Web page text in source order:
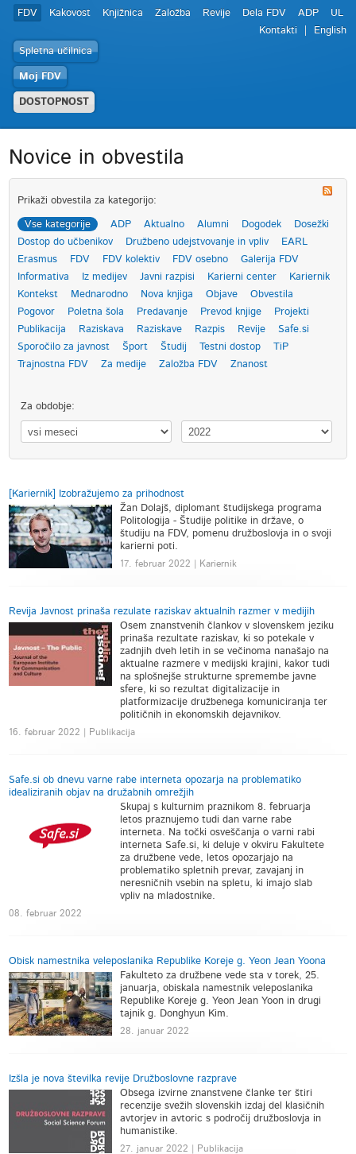
FDV Kakovost Knjižnica Založba Revije Dela FDV ADP
UL
Kontakti
English
Spletna učilnica
Moj FDV
DOSTOPNOST
Novice in obvestila
Prikaži obvestila za kategorijo:
Vse kategorije ADP Aktualno Alumni Dogodek
Dosežki
Dostop do učbenikov
Družbeno udejstvovanje in vpliv
EARL
Erasmus
FDV FDV kolektiv FDV osebno
Galerija FDV
Informativa
Iz medijev Javni razpisi Karierni center
Kariernik
Kontekst
Mednarodno Nova knjiga Objave
Obvestila
Pogovor
Poletna šola Predavanje Prevod knjige
Projekti
Publikacija
Raziskava Raziskave Razpis Revije
Safe.si
Sporočilo za javnost
Šport Študij Testni dostop
TiP
Trajnostna FDV
Za medije Založba FDV Znanost
Za obdobje:
[Kariernik] Izobražujemo za prihodnost
Žan Dolajš, diplomant študijskega programa
Politologija - Študije politike in države, o
študiju na FDV, pomenu družboslovja in o svoji
karierni poti.
17. februar 2022 | Kariernik
Revija Javnost prinaša rezulate raziskav aktualnih razmer v medijih
Osem znanstvenih člankov v slovenskem jeziku
prinaša rezultate raziskav, ki so potekale v
zadnjih dveh letih in se večinoma nanašajo na
aktualne razmere v medijski krajini, kakor tudi
na splošnejše strukturne spremembe javne
sfere, ki so rezultat digitalizacije in
platformizacije družbenega komuniciranja ter
političnih in ekonomskih dejavnikov.
16. februar 2022 | Publikacija
Safe.si ob dnevu varne rabe interneta opozarja na problematiko
idealiziranih objav na družabnih omrežjih
Skupaj s kulturnim praznikom 8. februarja
letos praznujemo tudi dan varne rabe
interneta. Na točki osveščanja o varni rabi
interneta Safe.si, ki deluje v okviru Fakultete
za družbene vede, letos opozarjajo na
problematiko spletnih prevar, zavajanj in
neresničnih vsebin na spletu, ki imajo slab
vpliv na mladostnike.
08. februar 2022
Obisk namestnika veleposlanika Republike Koreje g. Yeon Jean Yoona
Fakulteto za družbene vede sta v torek, 25.
januarja, obiskala namestnik veleposlanika
Republike Koreje g. Yeon Jean Yoon in drugi
tajnik g. Donghyun Kim.
28. januar 2022
Izšla je nova številka revije Družboslovne razprave
Obsega izvirne znanstvene članke ter štiri
recenzije svežih slovenskih izdaj del klasičnih
avtorjev in avtoric s področij družboslovja in
humanistike.
27. januar 2022 | Publikacija